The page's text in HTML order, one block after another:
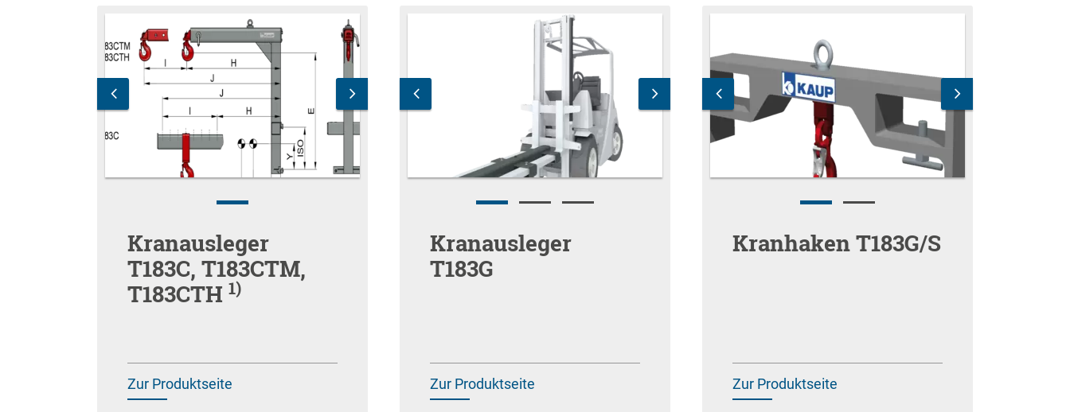
Kranausleger
T183C, T183CTM,
T183CTH 1)
Zur Produktseite
Kranausleger
T183G
Zur Produktseite
Kranhaken T183G/S
Zur Produktseite